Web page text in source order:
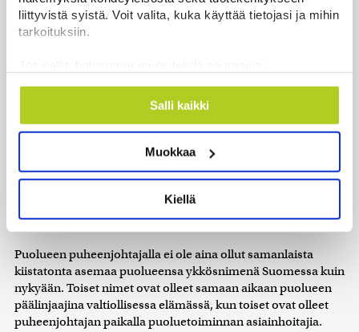
liittyvistä syistä. Voit valita, kuka käyttää tietojasi ja mihin
tarkoituksiin.
Kerätä tietoja maantieteellisestä sijainnistasi,
mahdollisesti muutaman metrin tarkkuudella
ominaispiirteitä aktiivisesti (sormenjäljen
Lue lisää siitä, miten henkilötietojasi käsitellään ja miten
suostumustasi tai peruuttaa sen milloin vain
evästeilmoituksessa.
Käytämme evästeitä tarjoamamme sisällön ja mainosten
räätälöimiseen, sosiaalisen median ominaisuuksien
tukemiseen ja kävijämäärämme analysoimiseen. Lisäksi
jaamme sosiaalisen median, mainosalan ja analytiikka-
alan kumppaneillemme tietoja siitä, miten käytät
Salli kaikki
Muokkaa
Kiellä
Juho Sunila kuvattuna 1930-luvulla. (Kuva: Historian
oli kaikkiaan kahdeksan
puheenjohtajaa ennen kuin puolueesta 1965 tuli
Puolueen puheenjohtajalla ei ole aina ollut samanlaista
kiistatonta asemaa puolueensa ykkösnimenä Suomessa kuin
nykyään. Toiset nimet ovat olleet samaan aikaan puolueen
päälinjaajina valtiollisessa elämässä, kun toiset ovat olleet
puheenjohtajan paikalla puoluetoiminnan asiainhoitajia.